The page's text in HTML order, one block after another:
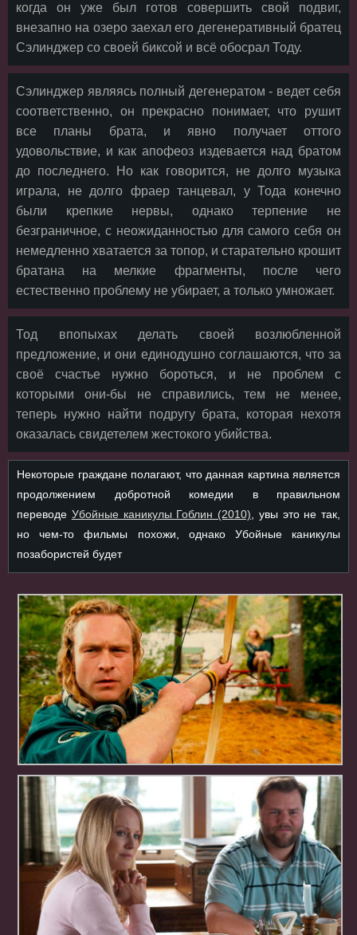
когда он уже был готов совершить свой подвиг,
внезапно на озеро заехал его дегенеративный братец
Сэлинджер со своей биксой и всё обосрал Тоду.
Сэлинджер являясь полный дегенератом - ведет себя
соответственно, он прекрасно понимает, что рушит
все планы брата, и явно получает оттого
удовольствие, и как апофеоз издевается над братом
до последнего. Но как говорится, не долго музыка
играла, не долго фраер танцевал, у Тода конечно
были крепкие нервы, однако терпение не
безграничное, с неожиданностью для самого себя он
немедленно хватается за топор, и старательно крошит
братана на мелкие фрагменты, после чего
естественно проблему не убирает, а только умножает.
Тод впопыхах делать своей возлюбленной
предложение, и они единодушно соглашаются, что за
своё счастье нужно бороться, и не проблем с
которыми они-бы не справились, тем не менее,
теперь нужно найти подругу брата, которая нехотя
оказалась свидетелем жестокого убийства.
Некоторые граждане полагают, что данная картина является
продолжением добротной комедии в правильном
переводе Убойные каникулы Гоблин (2010) , увы это не так,
но чем-то фильмы похожи, однако Убойные каникулы
позабористей будет